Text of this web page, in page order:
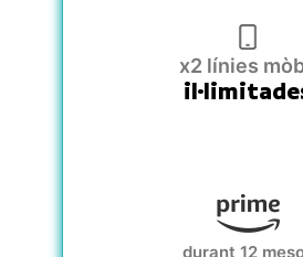
x2 línies
durant 12